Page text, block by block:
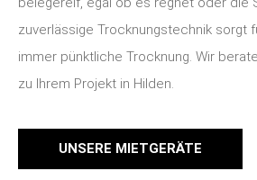
zuverlässige Trocknungstechnik sorgt
immer pünktliche Trocknung. Wir
zu Ihrem Projekt in Hilden.
UNSERE MIETGERÄTE